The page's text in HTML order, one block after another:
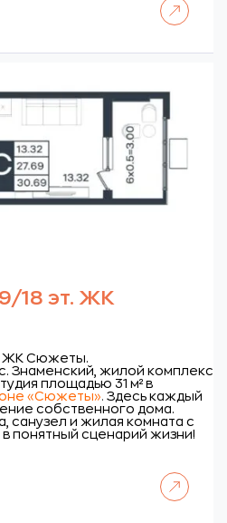
18 эт. ЖК
ЖК Сюжеты.
Знаменский, жилой комплекс
площадью 31 м² в
«Сюжеты». Здесь каждый
собственного дома.
санузел и жилая комната с
понятный сценарий жизни!